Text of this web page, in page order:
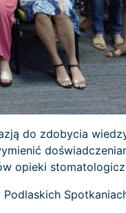
do zdobycia
opieki